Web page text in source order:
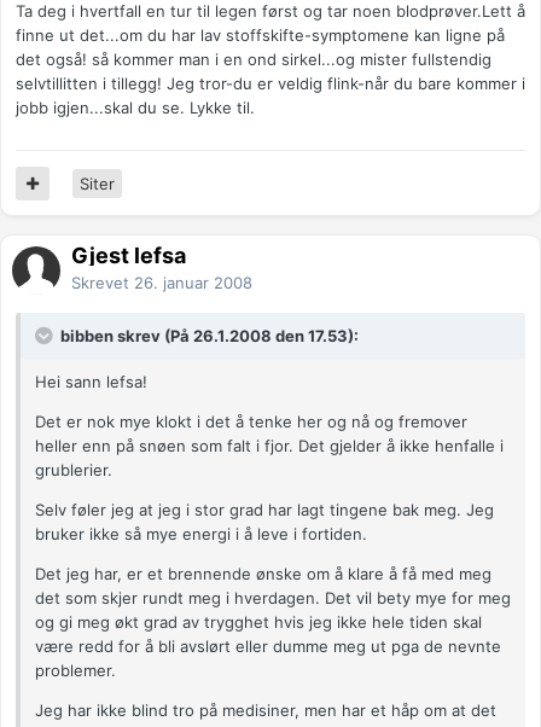
Ta deg i hvertfall en tur til legen først og tar noen blodprøver.Lett å
finne ut det...om du har lav stoffskifte-symptomene kan ligne på
det også! så kommer man i en ond sirkel...og mister fullstendig
selvtillitten i tillegg! Jeg tror-du er veldig flink-når du bare kommer i
jobb igjen...skal du se. Lykke til.
Siter
Gjest lefsa
Skrevet 26. januar 2008
bibben skrev (På 26.1.2008 den 17.53):
Hei sann lefsa!
Det er nok mye klokt i det å tenke her og nå og fremover
heller enn på snøen som falt i fjor. Det gjelder å ikke henfalle i
grublerier.
Selv føler jeg at jeg i stor grad har lagt tingene bak meg. Jeg
bruker ikke så mye energi i å leve i fortiden.
Det jeg har, er et brennende ønske om å klare å få med meg
det som skjer rundt meg i hverdagen. Det vil bety mye for meg
og gi meg økt grad av trygghet hvis jeg ikke hele tiden skal
være redd for å bli avslørt eller dumme meg ut pga de nevnte
problemer.
Jeg har ikke blind tro på medisiner, men har et håp om at det